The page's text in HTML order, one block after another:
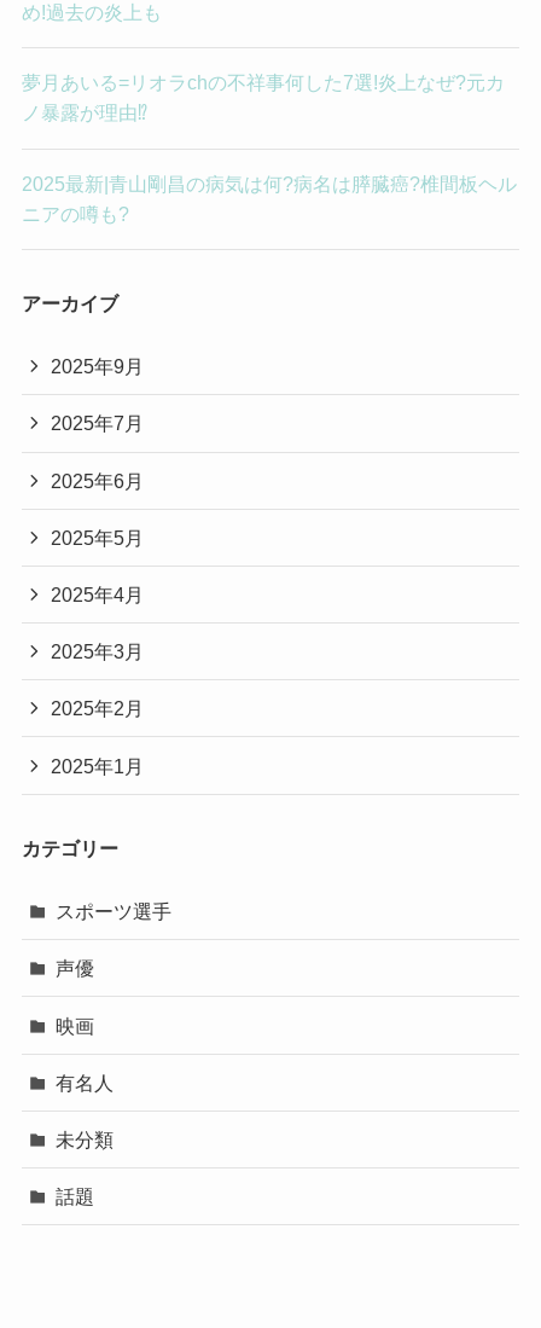
め!過去の炎上も
夢月あいる=リオラchの不祥事何した7選!炎上なぜ?元カ
ノ暴露が理由⁉︎
2025最新|青山剛昌の病気は何?病名は膵臓癌?椎間板ヘル
ニアの噂も?
アーカイブ
2025年9月
2025年7月
2025年6月
2025年5月
2025年4月
2025年3月
2025年2月
2025年1月
カテゴリー
スポーツ選手
声優
映画
有名人
未分類
話題